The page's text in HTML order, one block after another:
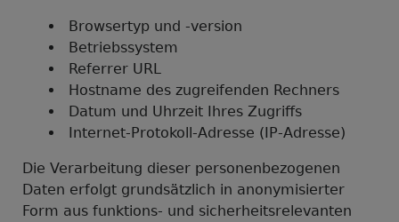
Browsertyp und -version
Betriebssystem
Referrer URL
Hostname des zugreifenden Rechners
Datum und Uhrzeit Ihres Zugriffs
Internet-Protokoll-Adresse (IP-Adresse)
Die Verarbeitung dieser personenbezogenen
Daten erfolgt grundsätzlich in anonymisierter
Form aus funktions- und sicherheitsrelevanten